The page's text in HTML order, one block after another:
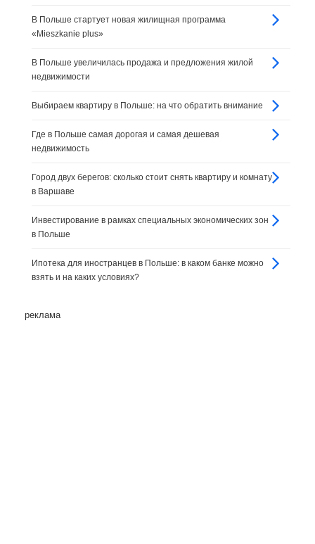
В Польше стартует новая жилищная программа
«Mieszkanie plus»
В Польше увеличилась продажа и предложения жилой
недвижимости
Выбираем квартиру в Польше: на что обратить внимание
Где в Польше самая дорогая и самая дешевая
недвижимость
Город двух берегов: сколько стоит снять квартиру и комнату
в Варшаве
Инвестирование в рамках специальных экономических зон
в Польше
Ипотека для иностранцев в Польше: в каком банке можно
взять и на каких условиях?
реклама